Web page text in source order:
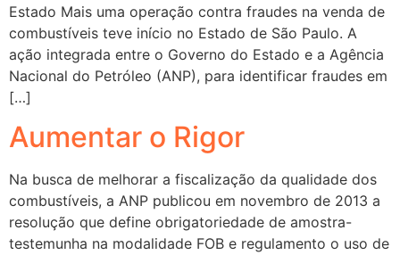
Estado Mais uma operação contra fraudes na venda de
combustíveis teve início no Estado de São Paulo. A
ação integrada entre o Governo do Estado e a Agência
Nacional do Petróleo (ANP), para identificar fraudes em
[…]
Aumentar o Rigor
Na busca de melhorar a fiscalização da qualidade dos
combustíveis, a ANP publicou em novembro de 2013 a
resolução que define obrigatoriedade de amostra-
testemunha na modalidade FOB e regulamento o uso de